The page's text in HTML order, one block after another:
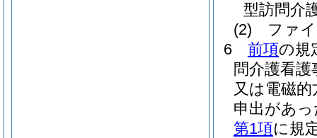
型訪問介
(2)
ファ
6
前項の規
問介護看
又は電磁
申出があ
第1項に規